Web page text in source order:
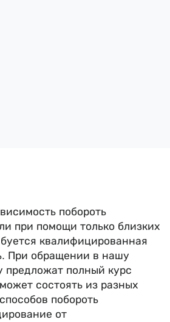
побороть
при помощи только близких
квалифицированная
При обращении в нашу
предложат полный курс
состоять из разных
побороть
от